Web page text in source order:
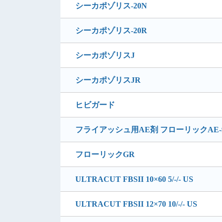
シーカポゾリス-20N
シーカポゾリス-20R
シーカポゾリスJ
シーカポゾリスJR
ヒビガード
フライアッシュ用AE剤 フローリック
フローリックGR
ULTRACUT FBSII 10×60 5/-/- US
ULTRACUT FBSII 12×70 10/-/- US